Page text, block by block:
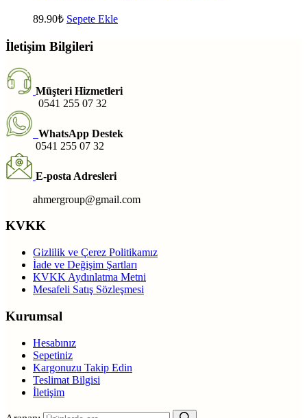
89.90₺ Sepete Ekle
İletişim Bilgileri
Müşteri Hizmetleri
0541 255 07 32
WhatsApp Destek
0541 255 07 32
E-posta Adresleri
ahmergroup@gmail.com
KVKK
Gizlilik ve Çerez Politikamız
İade ve Değişim Şartları
KVKK Aydınlatma Metni
Mesafeli Satış Sözleşmesi
Kurumsal
Hesabınız
Sepetiniz
Kargonuzu Takip Edin
Teslimat Bilgisi
İletişim